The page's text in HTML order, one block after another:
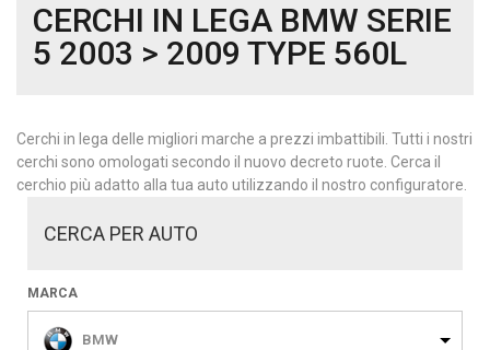
CERCHI IN LEGA BMW SERIE
5 2003 > 2009 TYPE 560L
Cerchi in lega delle migliori marche a prezzi imbattibili. Tutti i nostri
cerchi sono omologati secondo il nuovo decreto ruote. Cerca il
cerchio più adatto alla tua auto utilizzando il nostro configuratore.
CERCA PER AUTO
MARCA
BMW